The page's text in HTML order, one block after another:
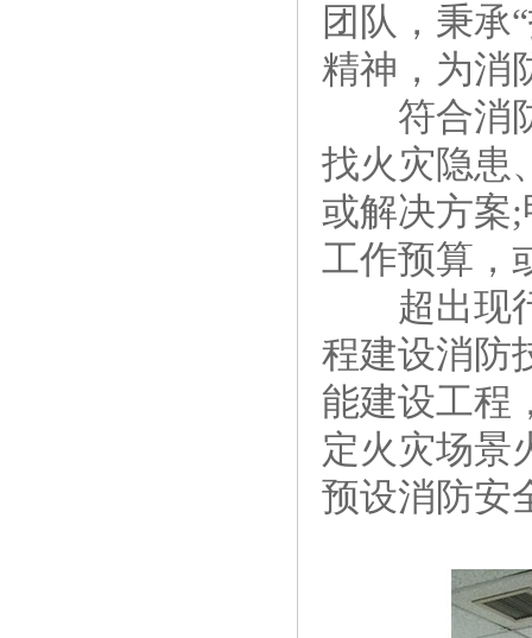
团队，秉承
精神，为消
符合消防
找火灾隐患
或解决方案
工作预算，
超出现行
程建设消防
能建设工程
定火灾场景
预设消防安